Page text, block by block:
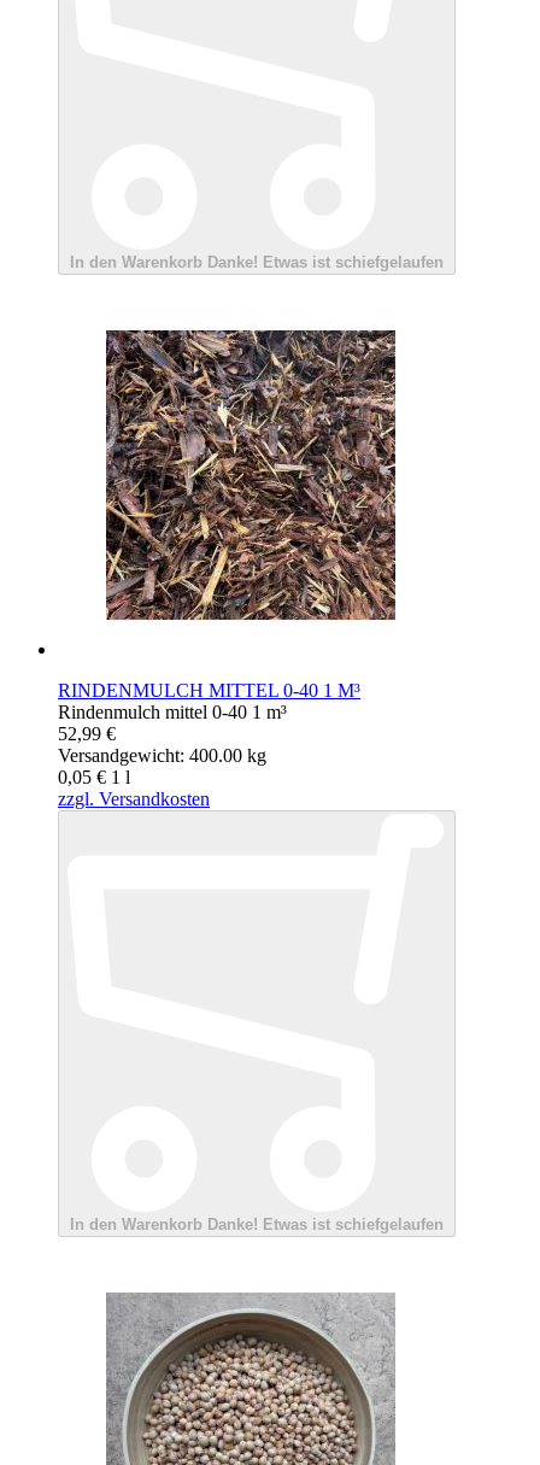
In den Warenkorb Danke! Etwas ist schiefgelaufen
RINDENMULCH MITTEL 0-40 1 M³
Rindenmulch mittel 0-40 1 m³
52,99 €
Versandgewicht: 400.00 kg
0,05 € 1 l
zzgl. Versandkosten
In den Warenkorb Danke! Etwas ist schiefgelaufen